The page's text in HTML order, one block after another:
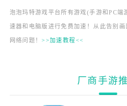
泡泡玛特游戏平台所有游戏(手游和PC端
速器和电脑版进行免费加速！从此告别
网络问题！>>加速教程<<
厂商手游